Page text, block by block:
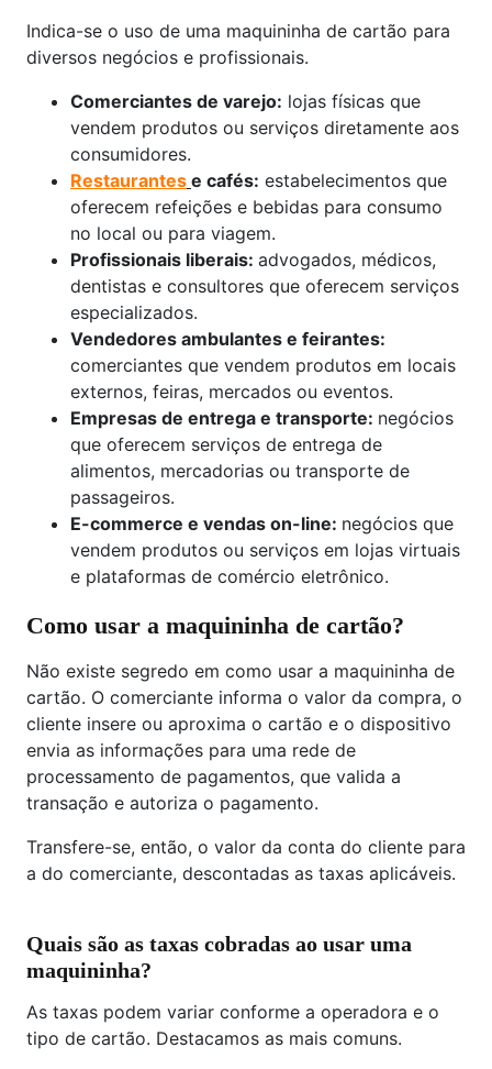
Indica-se o uso de uma maquininha de cartão para
diversos negócios e profissionais.
Comerciantes de varejo: lojas físicas que
vendem produtos ou serviços diretamente aos
consumidores.
Restaurantes e cafés: estabelecimentos que
oferecem refeições e bebidas para consumo
no local ou para viagem.
Profissionais liberais: advogados, médicos,
dentistas e consultores que oferecem serviços
especializados.
Vendedores ambulantes e feirantes:
comerciantes que vendem produtos em locais
externos, feiras, mercados ou eventos.
Empresas de entrega e transporte: negócios
que oferecem serviços de entrega de
alimentos, mercadorias ou transporte de
passageiros.
E-commerce e vendas on-line: negócios que
vendem produtos ou serviços em lojas virtuais
e plataformas de comércio eletrônico.
Como usar a maquininha de cartão?
Não existe segredo em como usar a maquininha de
cartão. O comerciante informa o valor da compra, o
cliente insere ou aproxima o cartão e o dispositivo
envia as informações para uma rede de
processamento de pagamentos, que valida a
transação e autoriza o pagamento.
Transfere-se, então, o valor da conta do cliente para
a do comerciante, descontadas as taxas aplicáveis.
Quais são as taxas cobradas ao usar uma
maquininha?
As taxas podem variar conforme a operadora e o
tipo de cartão. Destacamos as mais comuns.